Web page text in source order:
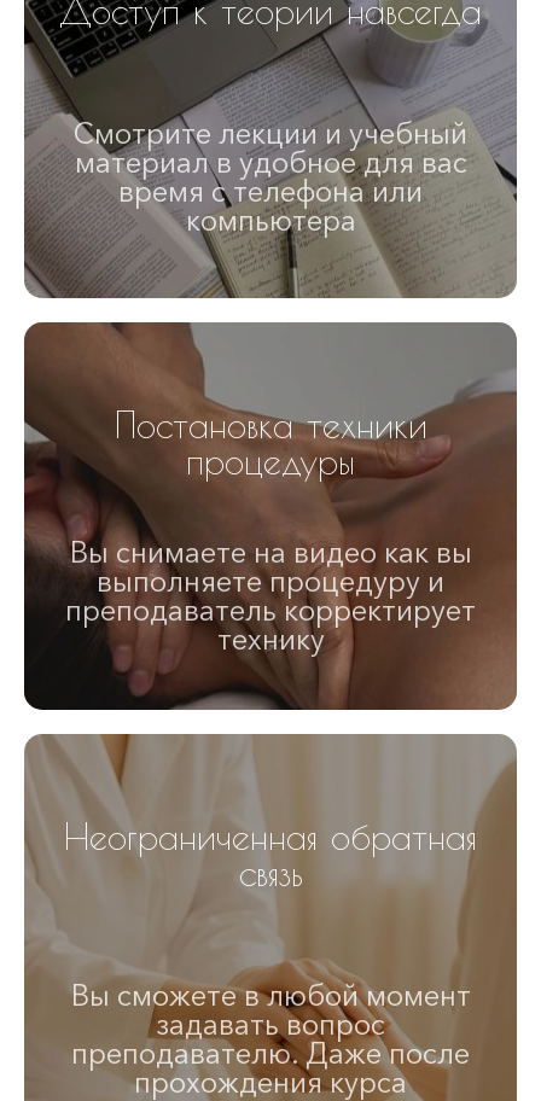
Доступ к теории навсегда
Смотрите лекции и учебный
материал в удобное для вас
время с телефона или
компьютера
Постановка техники
процедуры
Вы снимаете на видео как вы
выполняете процедуру и
преподаватель корректирует
технику
Неограниченная обратная
связь
Вы сможете в любой момент
задавать вопрос
преподавателю. Даже после
прохождения курса